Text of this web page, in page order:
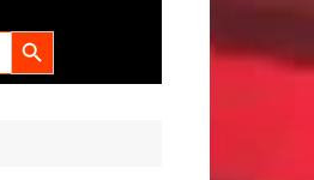
Search Button